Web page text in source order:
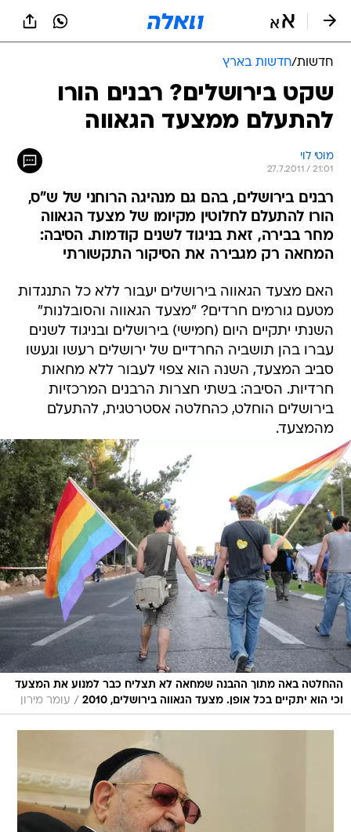
חדשות/חדשות בארץ
שקט בירושלים? רבנים הורו
להתעלם ממצעד הגאווה
מוטי לוי
27.7.2011 / 21:01
רבנים בירושלים, בהם גם מנהיגה הרוחני של ש"ס,
הורו להתעלם לחלוטין מקיומו של מצעד הגאווה
מחר בבירה, זאת בניגוד לשנים קודמות. הסיבה:
המחאה רק מגבירה את הסיקור התקשורתי
האם מצעד הגאווה בירושלים יעבור ללא כל התנגדות
מטעם גורמים חרדים? "מצעד הגאווה והסובלנות"
השנתי יתקיים היום (חמישי) בירושלים ובניגוד לשנים
עברו בהן תושביה החרדיים של ירושלים רעשו וגעשו
סביב המצעד, השנה הוא צפוי לעבור ללא מחאות
חרדיות. הסיבה: בשתי חצרות הרבנים המרכזיות
בירושלים הוחלט, כהחלטה אסטרטגית, להתעלם
מהמצעד.
ההחלטה באה מתוך ההבנה שמחאה לא תצליח כבר למנוע את המצעד
וכי הוא יתקיים בכל אופן. מצעד הגאווה בירושלים, 2010
/ עומר מירון